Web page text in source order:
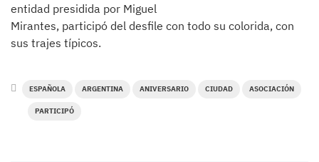
entidad presidida por Miguel
Mirantes, participó del desfile con todo su colorida, con
sus trajes típicos.
ESPAÑOLA ARGENTINA ANIVERSARIO CIUDAD ASOCIACIÓN
PARTICIPÓ